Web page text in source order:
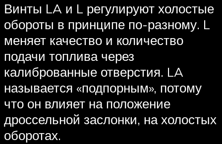
Винты LA и L регулируют холостые
обороты в принципе по-разному. L
меняет качество и количество
подачи топлива через
калиброванные отверстия. LA
называется «подпорным», потому
что он влияет на положение
дроссельной заслонки, на холостых
оборотах.